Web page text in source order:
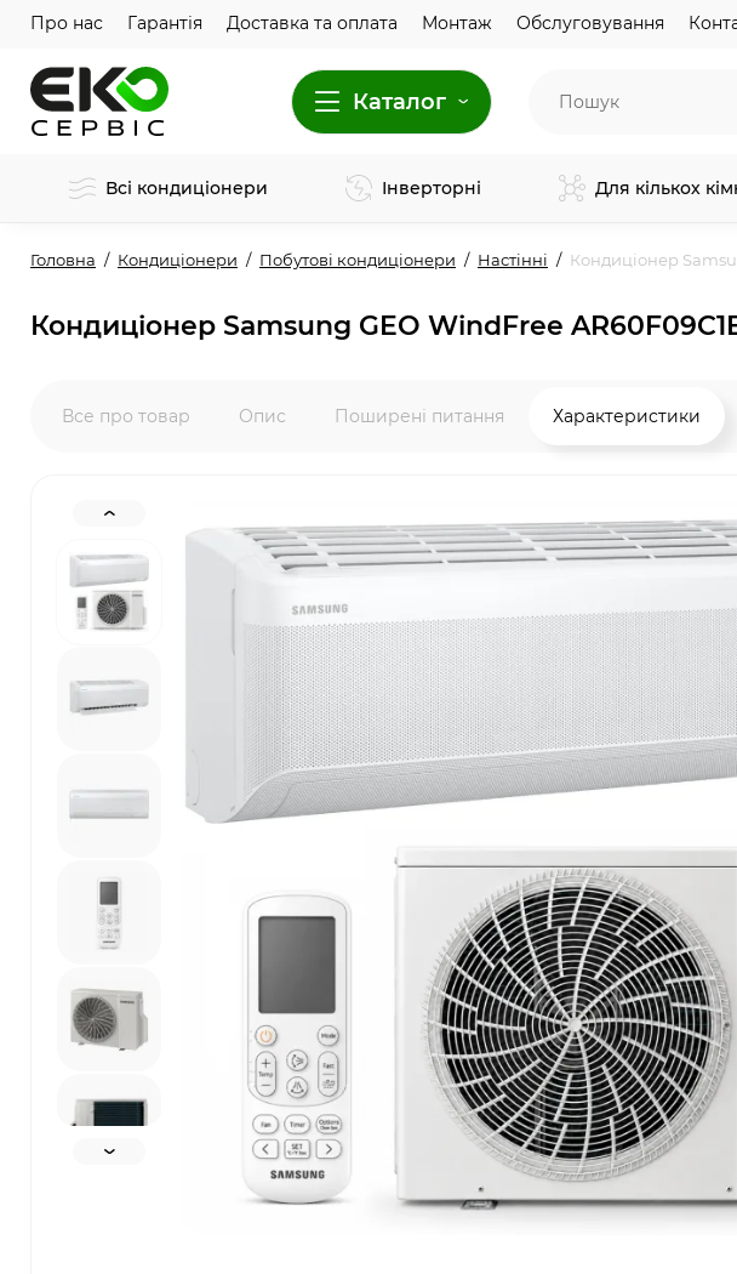
Про нас Гарантія Доставка та оплата Монтаж Обслуговування
Каталог
Всі кондиціонери Інверторні Для кількох
Головна Кондиціонери Побутові кондиціонери Настінні Кондиціонер
Кондиціонер Samsung GEO WindFree
Все про товар Опис Поширені питання Характеристики